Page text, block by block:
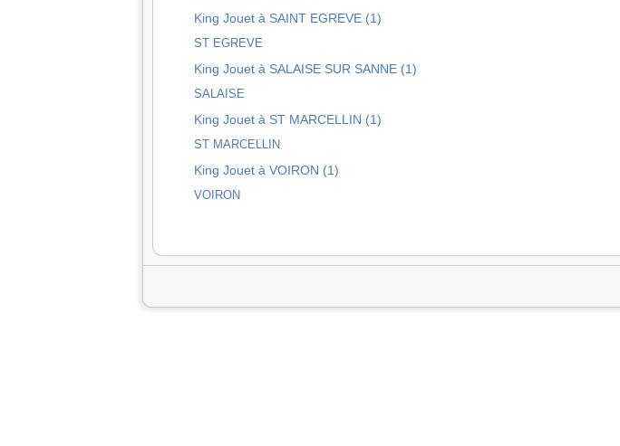
King Jouet à SAINT EGREVE (1)
ST EGREVE
King Jouet à SALAISE SUR SANNE (1)
SALAISE
King Jouet à ST MARCELLIN (1)
ST MARCELLIN
King Jouet à VOIRON (1)
VOIRON